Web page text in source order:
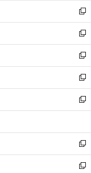
く
で
開
く
ド
ウ
で
開
く
ィ
ン
ド
ウ
で
開
く
新
し
い
ウ
ィ
ン
ド
ウ
で
開
新
し
い
ウ
ィ
ン
ド
ウ
開
く
新
し
い
ウ
ィ
ン
ウ
で
開
く
新
し
い
ウ
ン
ド
ウ
で
新
し
ウ
ィ
ン
ド
新
し
い
新